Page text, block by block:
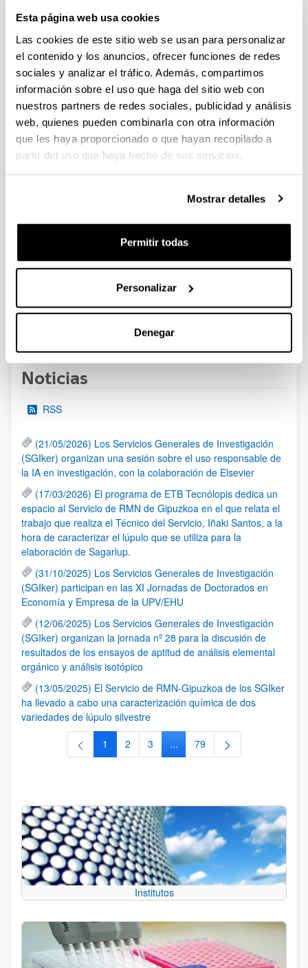
Esta página web usa cookies
Las cookies de este sitio web se usan para personalizar
el contenido y los anuncios, ofrecer funciones de redes
sociales y analizar el tráfico. Además, compartimos
información sobre el uso que haga del sitio web con
nuestros partners de redes sociales, publicidad y análisis
web, quienes pueden combinarla con otra información
que les haya proporcionado o que hayan recopilado a
partir del uso que haya hecho de sus servicios.
Mostrar detalles
Permitir todas
Personalizar
Denegar
Trámite abierto (Plazo de presentación de solicitudes: 28/07/2022 -
18/08/2022 23:59)
Se ha publicado la propuesta de adjudicación
PIFG22/06: “Aportaciones al sistema de propulsión del
vehículo eléctrico. Optimización del control tolerante a fallos
en máquinas de reluctancia síncrona multifase asistidas por
imanes en modo debilitamiento de campo”
Trámite abierto (Plazo de presentación de solicitudes: 28/07/2022 -
18/08/2022 23:59)
Trámite abierto (Plazo de presentación de solicitudes: 28/07/2022 -
18/08/2022 23:59)
Se ha publicado la propuesta de adjudicación
Páginas intermedias Use TAB para desplazarse.
PáginaPágina
63 64
Noticias
RSS
(21/05/2026) Los Servicios Generales de Investigación
(SGIker) organizan una sesión sobre el uso responsable de
la IA en investigación, con la colaboración de Elsevier
(17/03/2026) El programa de ETB Tecnólopis dedica un
espacio al Servicio de RMN de Gipuzkoa en el que relata el
trabajo que realiza el Técnico del Servicio, Iñaki Santos, a la
hora de caracterizar el lúpulo que se utiliza para la
elaboración de Sagarlup.
(31/10/2025) Los Servicios Generales de Investigación
(SGIker) participan en las XI Jornadas de Doctorados en
Economía y Empresa de la UPV/EHU
(12/06/2025) Los Servicios Generales de Investigación
(SGIker) organizan la jornada nº 28 para la discusión de
resultados de los ensayos de aptitud de análisis elemental
orgánico y análisis isotópico
(13/05/2025) El Servicio de RMN-Gipuzkoa de los SGIker
ha llevado a cabo una caracterización química de dos
variedades de lúpulo silvestre
Página
1 Página
2 Página
3 ...Páginas intermedias Use TAB
Página
79
Institutos